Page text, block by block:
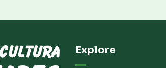
Explore